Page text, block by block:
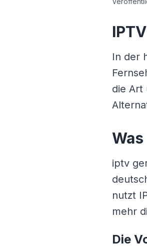
In der
die Art
iptv
nutzt
mehr
Die